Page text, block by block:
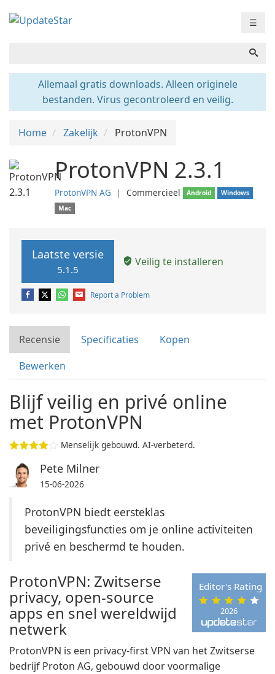
☰
Allemaal gratis downloads. Alleen originele
bestanden. Virus gecontroleerd en veilig.
Home Zakelijk ProtonVPN
ProtonVPN 2.3.1
ProtonVPN AG ❘ Commercieel Android
Windows
Mac
Laatste versie
5.1.5
Veilig te installeren
Report a Problem
Recensie Specificaties
Kopen
Bewerken
Blijf veilig en privé online
met ProtonVPN
Menselijk gebouwd. AI-verbeterd.
Pete Milner
15-06-2026
ProtonVPN biedt eersteklas
beveiligingsfuncties om je online activiteiten
privé en beschermd te houden.
2026
Editor's Rating
ProtonVPN: Zwitserse
privacy, open-source
apps en snel wereldwijd
netwerk
ProtonVPN is een privacy-first VPN van het Zwitserse
bedrijf Proton AG, gebouwd door voormalige